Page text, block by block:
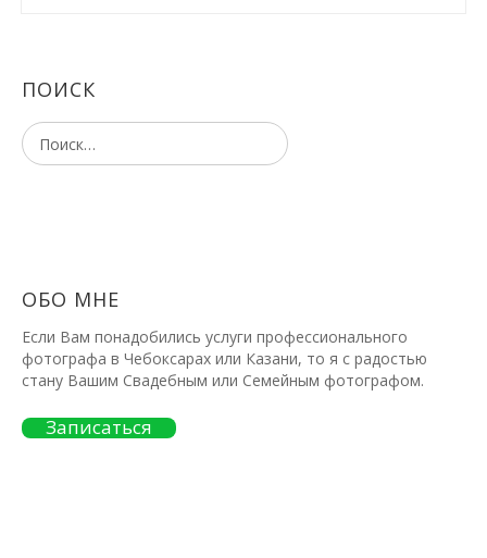
ПОИСК
ОБО МНЕ
Если Вам понадобились услуги профессионального
фотографа в Чебоксарах или Казани, то я с радостью
стану Вашим Свадебным или Семейным фотографом.
Записаться